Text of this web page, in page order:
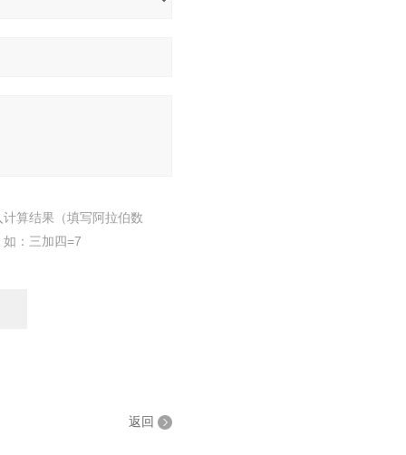
计算结果（填写阿拉伯数
如：三加四=7
返回